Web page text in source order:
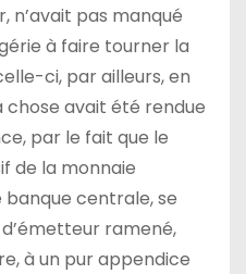
n’avait pas manqué
à faire tourner la
ci, par ailleurs, en
chose avait été rendue
par le fait que le
de la monnaie
centrale, se
ramené,
à un pur appendice